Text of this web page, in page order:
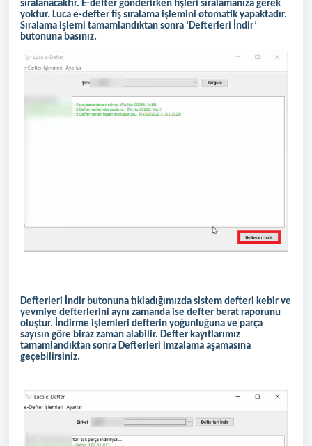
sıralanacaktır. E-defter gönderirken fişleri sıralamanıza gerek
yoktur. Luca e-defter fiş sıralama işlemini otomatik yapaktadır.
Sıralama işlemi tamamlandıktan sonra ‘Defterleri İndir’
butonuna basınız.
Defterleri İndir butonuna tıkladığımızda sistem defteri kebir ve
yevmiye defterlerini aynı zamanda ise defter berat raporunu
oluştur. İndirme işlemleri defterin yoğunluğuna ve parça
sayısın göre biraz zaman alabilir. Defter kayıtlarımız
tamamlandıktan sonra Defterleri imzalama aşamasına
geçebilirsiniz.